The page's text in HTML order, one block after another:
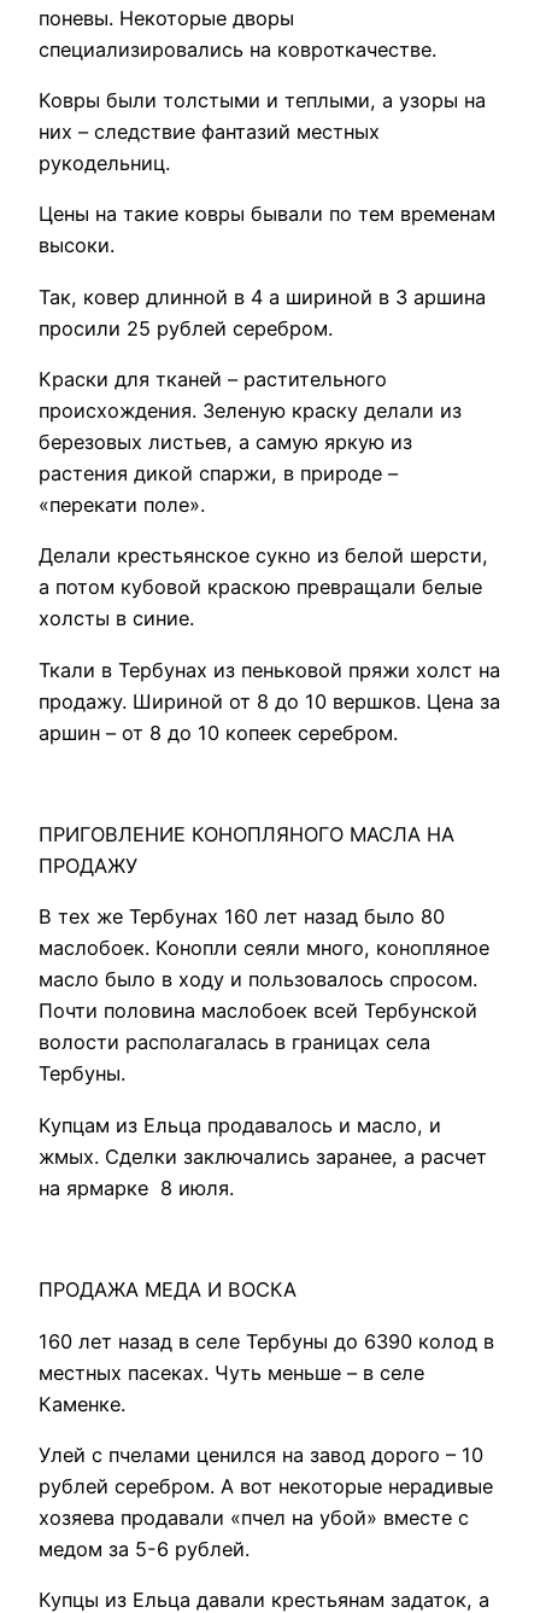
поневы. Некоторые дворы
специализировались на ковроткачестве.
Ковры были толстыми и теплыми, а узоры на
них – следствие фантазий местных
рукодельниц.
Цены на такие ковры бывали по тем временам
высоки.
Так, ковер длинной в 4 а шириной в 3 аршина
просили 25 рублей серебром.
Краски для тканей – растительного
происхождения. Зеленую краску делали из
березовых листьев, а самую яркую из
растения дикой спаржи, в природе –
«перекати поле».
Делали крестьянское сукно из белой шерсти,
а потом кубовой краскою превращали белые
холсты в синие.
Ткали в Тербунах из пеньковой пряжи холст на
продажу. Шириной от 8 до 10 вершков. Цена за
аршин – от 8 до 10 копеек серебром.
ПРИГОВЛЕНИЕ КОНОПЛЯНОГО МАСЛА НА
ПРОДАЖУ
В тех же Тербунах 160 лет назад было 80
маслобоек. Конопли сеяли много, конопляное
масло было в ходу и пользовалось спросом.
Почти половина маслобоек всей Тербунской
волости располагалась в границах села
Тербуны.
Купцам из Ельца продавалось и масло, и
жмых. Сделки заключались заранее, а расчет
на ярмарке 8 июля.
ПРОДАЖА МЕДА И ВОСКА
160 лет назад в селе Тербуны до 6390 колод в
местных пасеках. Чуть меньше – в селе
Каменке.
Улей с пчелами ценился на завод дорого – 10
рублей серебром. А вот некоторые нерадивые
хозяева продавали «пчел на убой» вместе с
медом за 5-6 рублей.
Купцы из Ельца давали крестьянам задаток, а